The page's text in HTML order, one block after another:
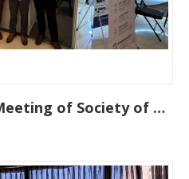
2025 Annual Meeting of Society of Colon and Rectal Surgeons, Taiwan (大腸直腸外科年會)